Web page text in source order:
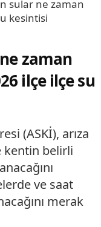
sular ne zaman
kesintisi
zaman
ilçe ilçe su
(ASKİ), arıza
kentin belirli
ve saat
merak